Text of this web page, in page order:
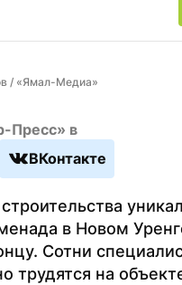
/ «Ямал-Медиа»
Пресс» в
ВКонтакте
в Новом
Сотни
трудятся на